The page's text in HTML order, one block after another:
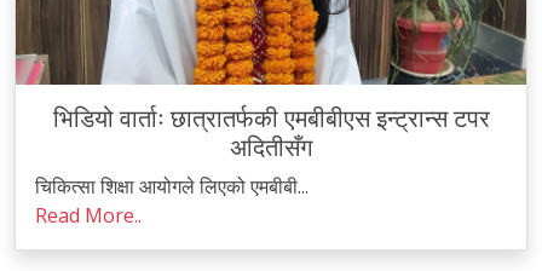
भिडियो वार्ताः छात्रातर्फकी एमबीबीएस इन्ट्रान्स टपर
अदितीसँग
चिकित्सा शिक्षा आयोगले लिएको एमबीबी...
Read More..